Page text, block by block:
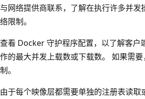
与网络提供商联系，了解在执行许多并发
络限制。
查看 Docker 守护程序配置，以了解客户
作的最大并发上载数或下载数。 如果需
制。
由于每个映像层都需要单独的注册表读取